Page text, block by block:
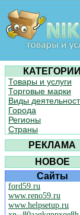
КАТЕГОРИИ
Товары и услуги
Торговые марки
Виды
Города
Регионы
Страны
РЕКЛАМА
НОВОЕ
Сайты
ford59.ru
www.reno59.ru
www.helpsetup.ru